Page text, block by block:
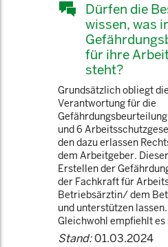
Dürfen die
wissen, was
für ihre
steht?
Grundsätzlich obliegt
Verantwortung für die
und 6
den dazu erlassen
dem Arbeitgeber.
Erstellen der
der Fachkraft für
Betriebsärztin/ dem
und unterstützen lassen.
Gleichwohl empfiehlt es
Stand:01.03.2024